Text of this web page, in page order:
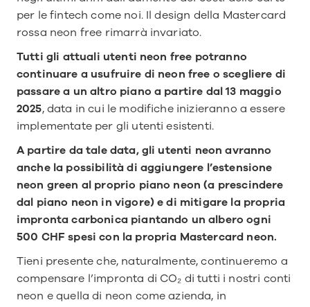
per le fintech come noi. Il design della Mastercard
rossa neon free rimarrà invariato.
Tutti gli attuali utenti neon free potranno
continuare a usufruire di neon free o scegliere di
passare a un altro piano a partire dal 13 maggio
2025, data in cui le modifiche inizieranno a essere
implementate per gli utenti esistenti.
A partire da tale data, gli utenti neon avranno
anche la possibilità di aggiungere l’estensione
neon green al proprio piano neon (a prescindere
dal piano neon in vigore) e di mitigare la propria
impronta carbonica piantando un albero ogni
500 CHF spesi con la propria Mastercard neon.
Tieni presente che, naturalmente, continueremo a
compensare l’impronta di CO₂ di tutti i nostri conti
neon e quella di neon come azienda, in